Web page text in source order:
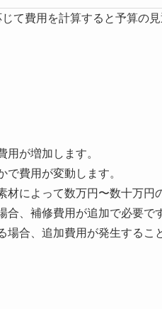
て費用を計算すると予算の見
用が増加します。
で費用が変動します。
材によって数万円〜数十万円
合、補修費用が追加で必要で
合、追加費用が発生するこ